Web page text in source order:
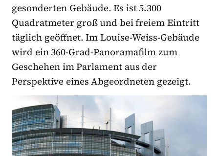
gesonderten Gebäude. Es ist 5.300
Quadratmeter groß und bei freiem Eintritt
täglich geöffnet. Im Louise-Weiss-Gebäude
wird ein 360-Grad-Panoramafilm zum
Geschehen im Parlament aus der
Perspektive eines Abgeordneten gezeigt.